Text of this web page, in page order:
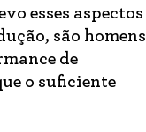
esses aspectos
são homens
de
o suficiente